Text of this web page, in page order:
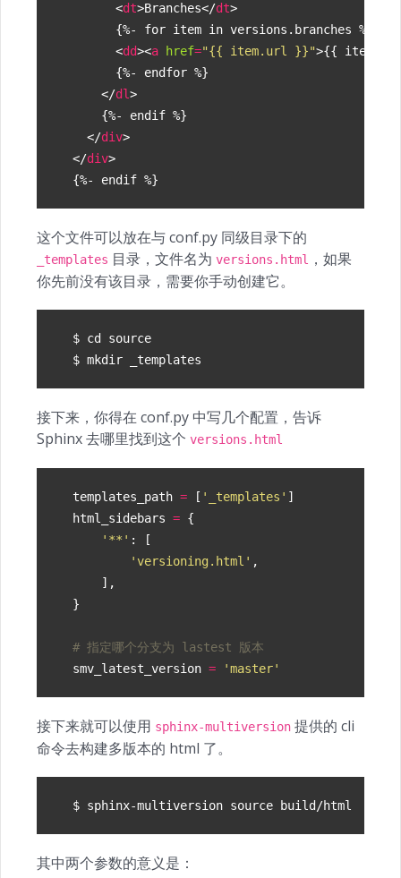
<dt>Branches</dt>
<dd><a href="{{ item.url }}">{{
</dl>
</div>
</div>
这个文件可以放在与 conf.py 同级目录下的
_templates 目录，文件名为 versions.html
，如果
你先前没有该目录，需要你手动创建它。
$ cd
source
接下来，你得在 conf.py 中写几个配置，告诉
Sphinx 去哪里找到这个 versions.html
templates_path = [ '_templates' ]
html_sidebars = {
'**' :
[
'versioning.html' ,
],
}
# 指定哪个分支为 lastest 版本
smv_latest_version = 'master'
接下来就可以使用 sphinx-multiversion 提供的 cli
命令去构建多版本的 html 了。
$ sphinx-multiversion source
其中两个参数的意义是：